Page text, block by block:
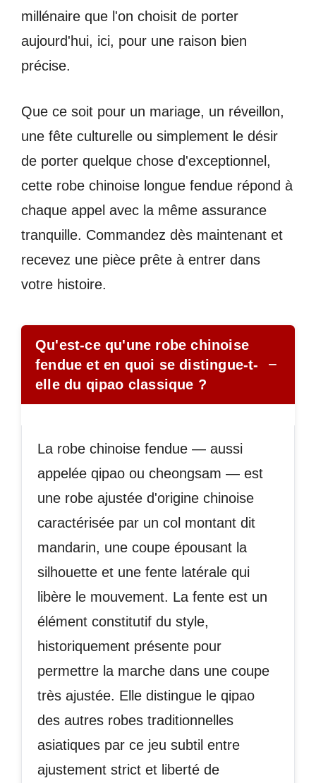
millénaire que l'on choisit de porter
aujourd'hui, ici, pour une raison bien
précise.
Que ce soit pour un mariage, un réveillon,
une fête culturelle ou simplement le désir
de porter quelque chose d'exceptionnel,
cette robe chinoise longue fendue répond à
chaque appel avec la même assurance
tranquille. Commandez dès maintenant et
recevez une pièce prête à entrer dans
votre histoire.
Qu'est-ce qu'une robe chinoise
fendue et en quoi se distingue-t-
elle du qipao classique ?
−
La robe chinoise fendue — aussi
appelée qipao ou cheongsam — est
une robe ajustée d'origine chinoise
caractérisée par un col montant dit
mandarin, une coupe épousant la
silhouette et une fente latérale qui
libère le mouvement. La fente est un
élément constitutif du style,
historiquement présente pour
permettre la marche dans une coupe
très ajustée. Elle distingue le qipao
des autres robes traditionnelles
asiatiques par ce jeu subtil entre
ajustement strict et liberté de